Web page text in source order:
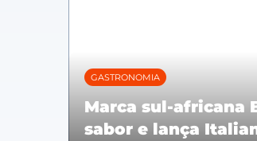
GASTRONOMIA
Marca sul-africana
sabor e lança